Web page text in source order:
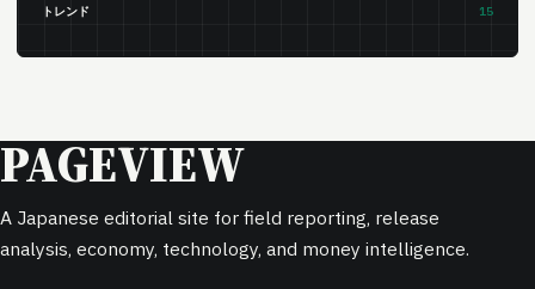
トレンド 15
PAGEVIEW
A Japanese editorial site for field reporting, release
analysis, economy, technology, and money intelligence.